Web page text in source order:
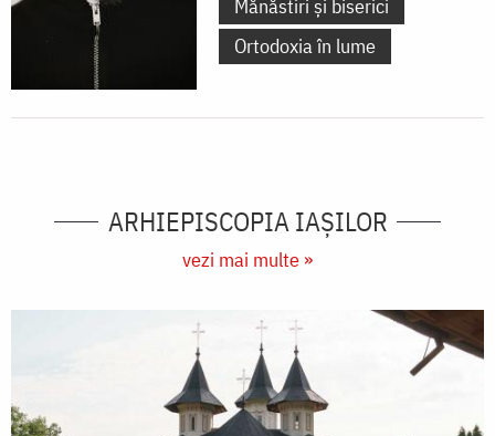
Mănăstiri și biserici
Ortodoxia în lume
ARHIEPISCOPIA IAŞILOR
vezi mai multe »